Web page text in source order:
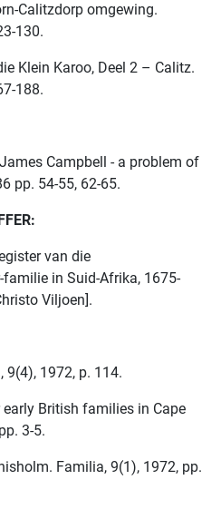
Calitzdorp omgewing.
130.
Klein Karoo, Deel 2 – Calitz.
188.
Campbell - a problem of
pp. 54-55, 62-65.
van die
in Suid-Afrika, 1675-
Viljoen].
9(4), 1972, p. 114.
early British families in Cape
3-5.
Familia, 9(1), 1972, pp.